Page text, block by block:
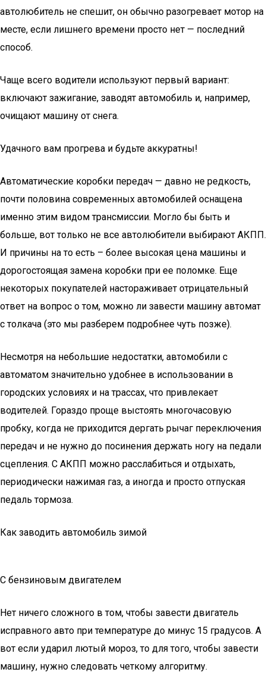
автолюбитель не спешит, он обычно разогревает мотор на
месте, если лишнего времени просто нет — последний
способ.
Чаще всего водители используют первый вариант:
включают зажигание, заводят автомобиль и, например,
очищают машину от снега.
Удачного вам прогрева и будьте аккуратны!
Автоматические коробки передач — давно не редкость,
почти половина современных автомобилей оснащена
именно этим видом трансмиссии. Могло бы быть и
больше, вот только не все автолюбители выбирают АКПП.
И причины на то есть – более высокая цена машины и
дорогостоящая замена коробки при ее поломке. Еще
некоторых покупателей настораживает отрицательный
ответ на вопрос о том, можно ли завести машину автомат
с толкача (это мы разберем подробнее чуть позже).
Несмотря на небольшие недостатки, автомобили с
автоматом значительно удобнее в использовании в
городских условиях и на трассах, что привлекает
водителей. Гораздо проще выстоять многочасовую
пробку, когда не приходится дергать рычаг переключения
передач и не нужно до посинения держать ногу на педали
сцепления. С АКПП можно расслабиться и отдыхать,
периодически нажимая газ, а иногда и просто отпуская
педаль тормоза.
Как заводить автомобиль зимой
С бензиновым двигателем
Нет ничего сложного в том, чтобы завести двигатель
исправного авто при температуре до минус 15 градусов. А
вот если ударил лютый мороз, то для того, чтобы завести
машину, нужно следовать четкому алгоритму.